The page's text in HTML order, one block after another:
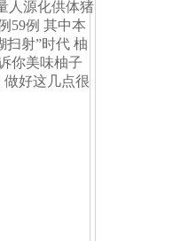
人源化供体猪
59例 其中本
扫射”时代 柚
你美味柚子
好这几点很